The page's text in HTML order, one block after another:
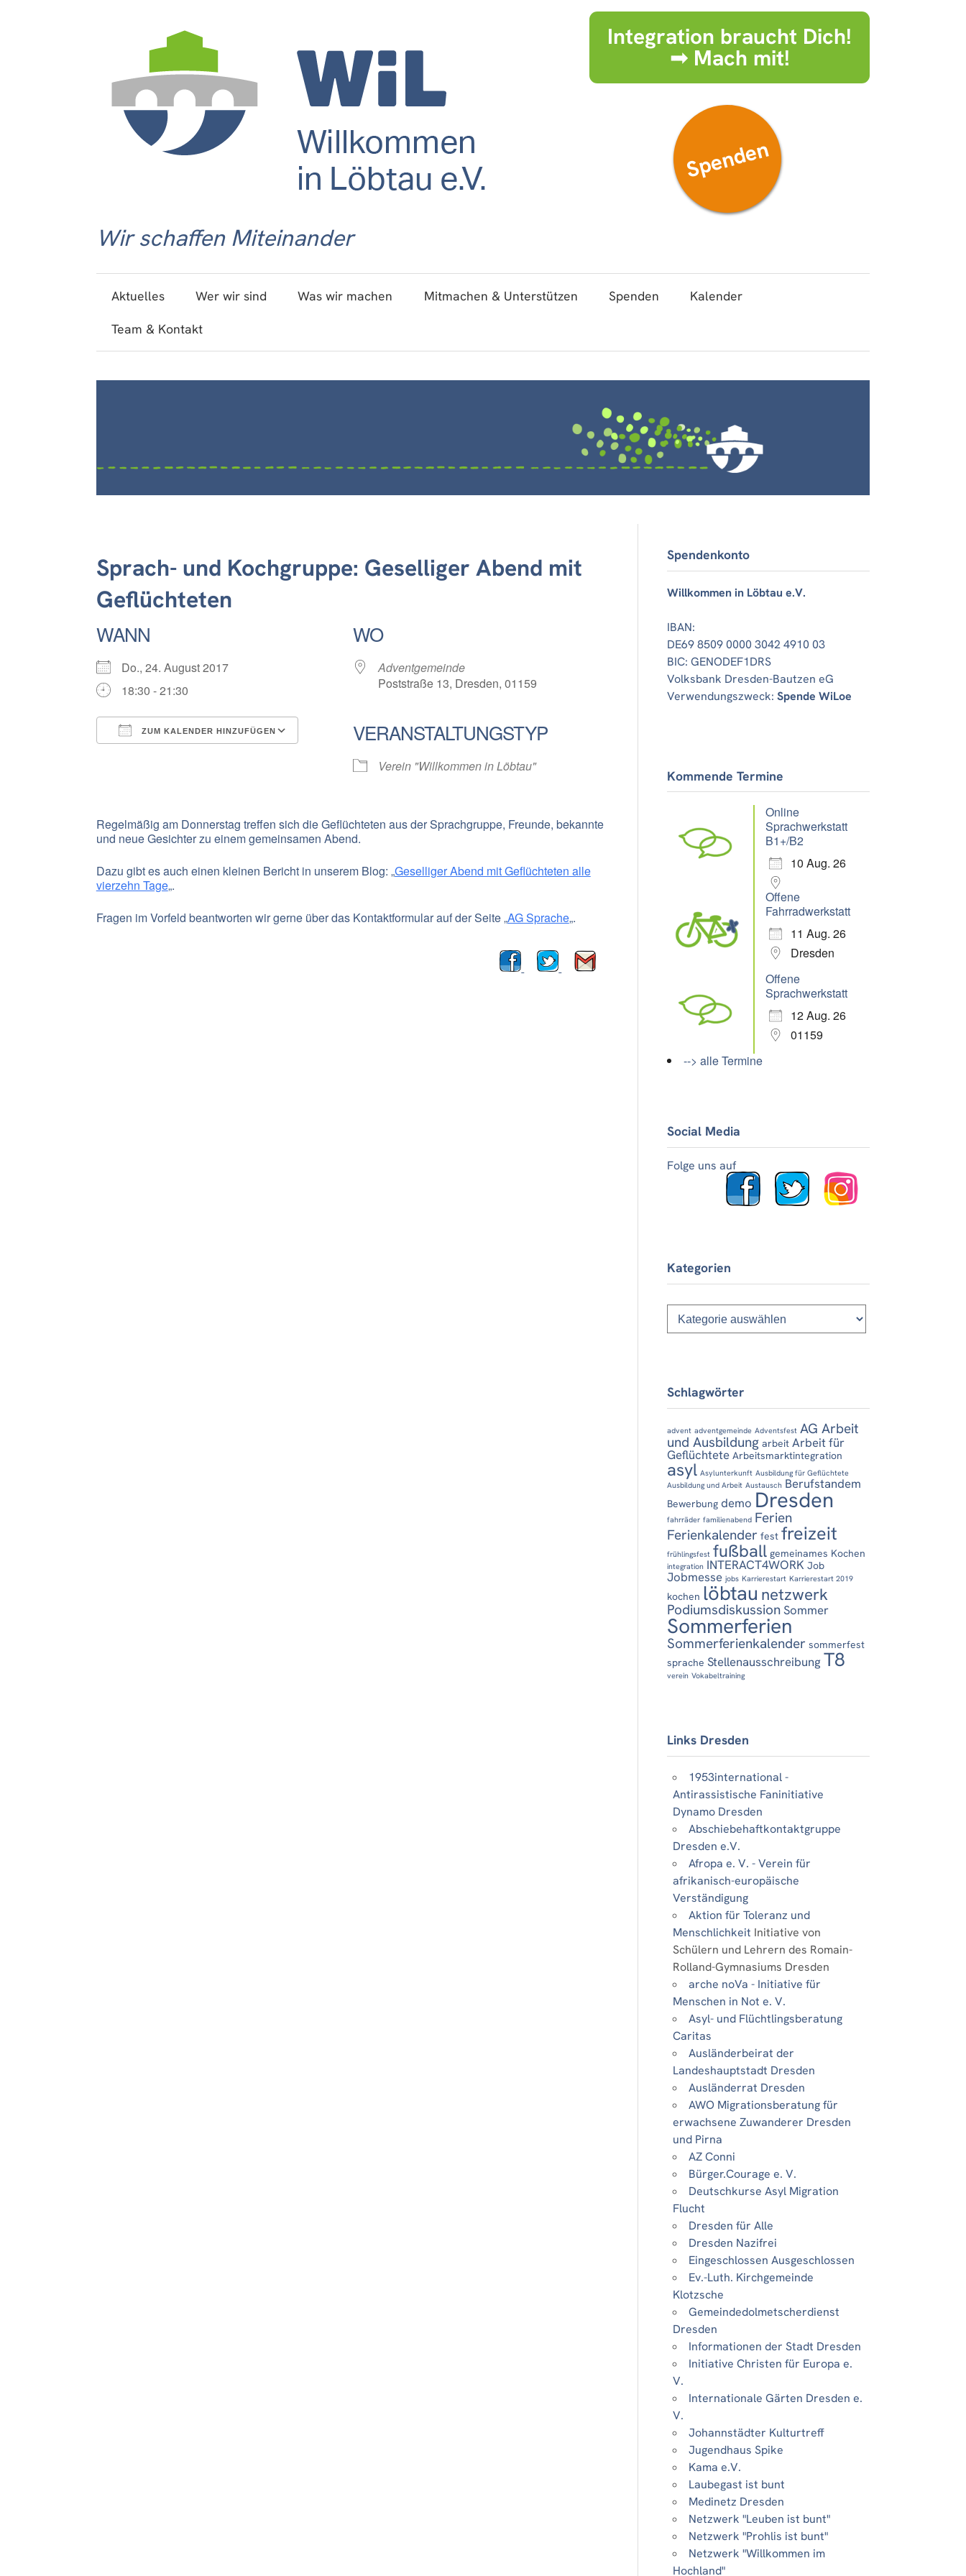
Wir schaffen Miteinander
Integration braucht Dich!
➟ Mach mit!
Spenden
Aktuelles Wer wir sind Was wir machen Mitmachen & Unterstützen Spenden
Kalender
Team & Kontakt
Sprach- und Kochgruppe: Geselliger Abend mit
Geflüchteten
WANN
Do., 24. August 2017
18:30 - 21:30
ZUM KALENDER HINZUFÜGEN
Google Kalender
WO
Adventgemeinde
Poststraße 13, Dresden, 01159
VERANSTALTUNGSTYP
Verein "Willkommen in Löbtau"
Regelmäßig am Donnerstag treffen sich die Geflüchteten aus der Sprachgruppe, Freunde, bekannte
und neue Gesichter zu einem gemeinsamen Abend.
Dazu gibt es auch einen kleinen Bericht in unserem Blog: „Geselliger Abend mit Geflüchteten alle
vierzehn Tage„.
Fragen im Vorfeld beantworten wir gerne über das Kontaktformular auf der Seite „AG Sprache„.
Spendenkonto
Willkommen in Löbtau e.V.
IBAN:
DE69 8509 0000 3042 4910 03
BIC: GENODEF1DRS
Volksbank Dresden-Bautzen eG
Verwendungszweck:Spende WiLoe
Kommende Termine
Online
Sprachwerkstatt
B1+/B2
10 Aug. 26
Offene
Fahrradwerkstatt
11 Aug. 26
Dresden
Offene
Sprachwerkstatt
12 Aug. 26
01159
--> alle Termine
Social Media
Folge uns auf
Kategorien
Kategorien
Schlagwörter
advent adventgemeinde Adventsfest AG Arbeit
und Ausbildung arbeit Arbeit für
Geflüchtete Arbeitsmarktintegration
asyl Asylunterkunft Ausbildung für Geflüchtete
Ausbildung und Arbeit Austausch Berufstandem
Bewerbung demo Dresden
fahrräder familienabend Ferien
Ferienkalender fest freizeit
frühlingsfest fußball gemeinames Kochen
integration INTERACT4WORK Job
Jobmesse jobs Karrierestart Karrierestart 2019
kochen löbtau netzwerk
PodiumsdiskussionSommer
Sommerferien
Sommerferienkalender sommerfest
sprache Stellenausschreibung T8
verein Vokabeltraining
Links Dresden
1953international -
Antirassistische Faninitiative
Dynamo Dresden
Abschiebehaftkontaktgruppe
Dresden e.V.
Afropa e. V. - Verein für
afrikanisch-europäische
Verständigung
Aktion für Toleranz und
Menschlichkeit Initiative von
Schülern und Lehrern des Romain-
Rolland-Gymnasiums Dresden
arche noVa - Initiative für
Menschen in Not e. V.
Asyl- und Flüchtlingsberatung
Caritas
Ausländerbeirat der
Landeshauptstadt Dresden
Ausländerrat Dresden
AWO Migrationsberatung für
erwachsene Zuwanderer Dresden
und Pirna
AZ Conni
Bürger.Courage e. V.
Deutschkurse Asyl Migration
Flucht
Dresden für Alle
Dresden Nazifrei
Eingeschlossen Ausgeschlossen
Ev.-Luth. Kirchgemeinde
Klotzsche
Gemeindedolmetscherdienst
Dresden
Informationen der Stadt Dresden
Initiative Christen für Europa e.
V.
Internationale Gärten Dresden e.
V.
Johannstädter Kulturtreff
Jugendhaus Spike
Kama e.V.
Laubegast ist bunt
Medinetz Dresden
Netzwerk "Leuben ist bunt"
Netzwerk "Prohlis ist bunt"
Netzwerk "Willkommen im
Hochland"